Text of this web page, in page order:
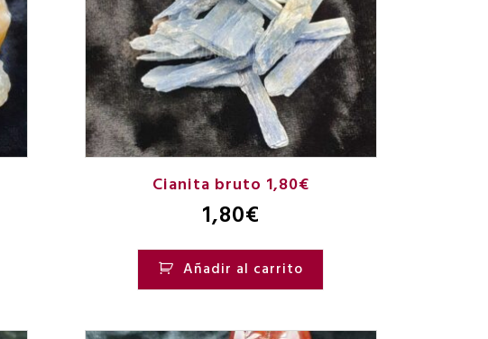
Cianita bruto 1,80€
1,80€
Añadir al carrito